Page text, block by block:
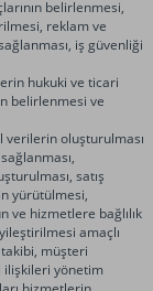
belirlenmesi,
reklam ve
iş güvenliği
hukuki ve ticari
belirlenmesi ve
oluşturulması
satış
yürütülmesi,
ve hizmetlere bağlılık
amaçlı
müşteri
ilişkileri yönetim